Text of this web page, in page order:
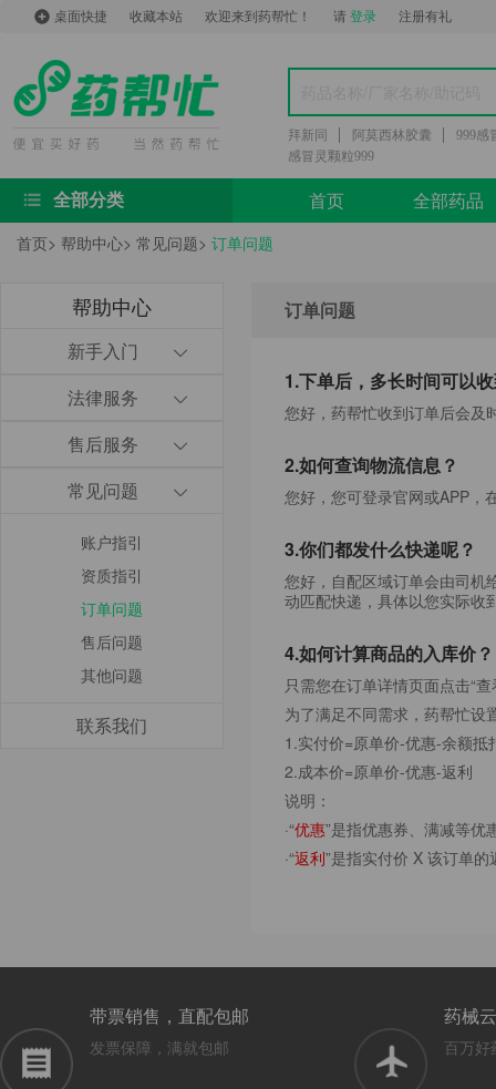
桌面快捷 收藏本站 欢迎来到药帮忙！ 请 登录 注册有礼
拜新同 阿莫西林胶囊
999感
感冒灵颗粒999
全部分类 首页 全部药品
首页> 帮助中心> 常见问题> 订单问题
帮助中心
新手入门
法律服务
售后服务
常见问题
账户指引
资质指引
订单问题
售后问题
其他问题
联系我们
订单问题
1.下单后，多长时间可以
您好，药帮忙收到订单后会及
2.如何查询物流信息？
您好，您可登录官网或APP，
3.你们都发什么快递呢？
您好，自配区域订单会由司机
动匹配快递，具体以您实际收
4.如何计算商品的入库价？
只需您在订单详情页面点击“
为了满足不同需求，药帮忙设
1.实付价=原单价-优惠-余额抵
2.成本价=原单价-优惠-返利
说明：
·“优惠”是指优惠券、满减等优
·“返利”是指实付价 X 该订单的
带票销售，直配包邮
发票保障，满就包邮
药械
百万好